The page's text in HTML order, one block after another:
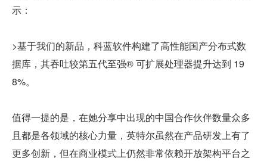
示：
>基于我们的新品，科蓝软件构建了高性能国产分布式数
据库，其吞吐较第五代至强® 可扩展处理器提升达到 19
8%。
值得一提的是，在她分享中出现的中国合作伙伴数量众多
且都是各领域的核心力量，英特尔虽然在产品研发上有了
更多创新，但在商业模式上仍然非常依赖开放架构平台之